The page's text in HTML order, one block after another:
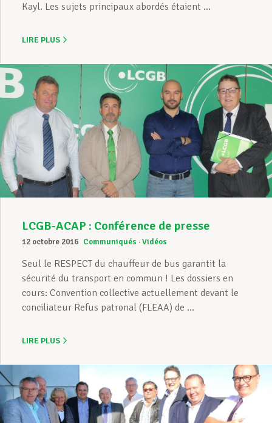
Kayl. Les sujets principaux abordés étaient ...
LIRE PLUS
LCGB-ACAP : Conférence de presse
12 octobre 2016 Communiqués Vidéos
Seul le RESPECT du chauffeur de bus garantit la
sécurité du transport en commun ! Les dossiers en
cours: Convention collective actuellement devant le
conciliateur Refus patronal (FLEAA) de ...
LIRE PLUS